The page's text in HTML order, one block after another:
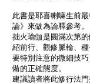
此書是耶喜喇嘛生前
論》來做為論釋參考。
拙火瑜伽是圓滿次第
紹前行、觀修脈輪、
要特別注意的微細技
備的正確態度。
建議讀者將此修行法